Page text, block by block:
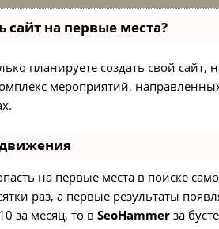
сайт на первые места?
планируете создать свой сайт,
мероприятий,
на первые места в поиске
раз, а первые результаты
за месяц, то в SeoHammerза